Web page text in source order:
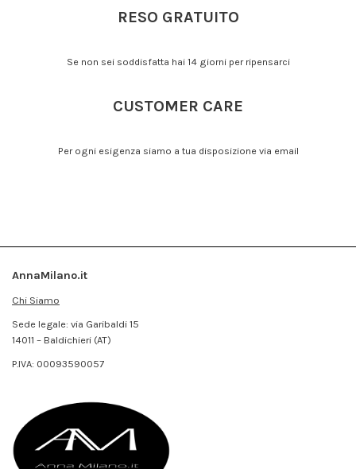
RESO GRATUITO
Se non sei soddisfatta hai 14 giorni per ripensarci
CUSTOMER CARE
Per ogni esigenza siamo a tua disposizione via email
AnnaMilano.it
Chi Siamo
Sede legale: via Garibaldi 15
14011 – Baldichieri (AT)
P.IVA: 00093590057